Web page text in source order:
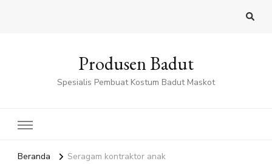
Produsen Badut
Spesialis Pembuat Kostum Badut Maskot
Beranda Seragam kontraktor anak